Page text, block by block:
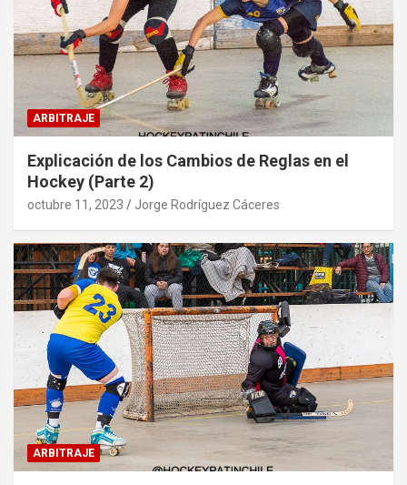
ARBITRAJE
Explicación de los Cambios de Reglas en el
Hockey (Parte 2)
octubre 11, 2023 Jorge Rodríguez Cáceres
ARBITRAJE